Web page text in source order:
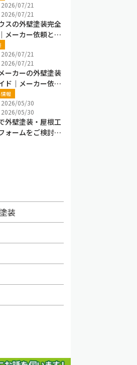
2026/07/21
07/21
スの外壁塗装完全
メーカー依頼と地
者の違い・費用・
【千葉県】
2026/07/21
07/21
ーカーの外壁塗装
ド｜メーカー依頼
装業者の違い・費
点【千葉県】
報
2026/05/30
2026/05/30
外壁塗装・屋根工
ォームをご検討の
装